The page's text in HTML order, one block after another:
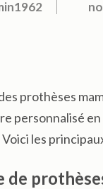
prothèses
personnalisé
les
de